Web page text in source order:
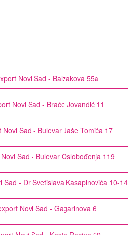
Novi Sad - Balzakova 55a
Novi Sad - Braće Jovandić 11
Novi Sad - Bulevar Jaše Tomića 17
Novi Sad - Bulevar Oslobođenja 119
Sad - Dr Svetislava Kasapinovića 10-14
Novi Sad - Gagarinova 6